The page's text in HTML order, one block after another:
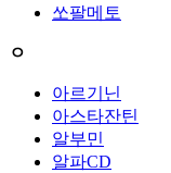
쏘팔메토
ㅇ
아르기닌
아스타잔틴
알부민
알파CD